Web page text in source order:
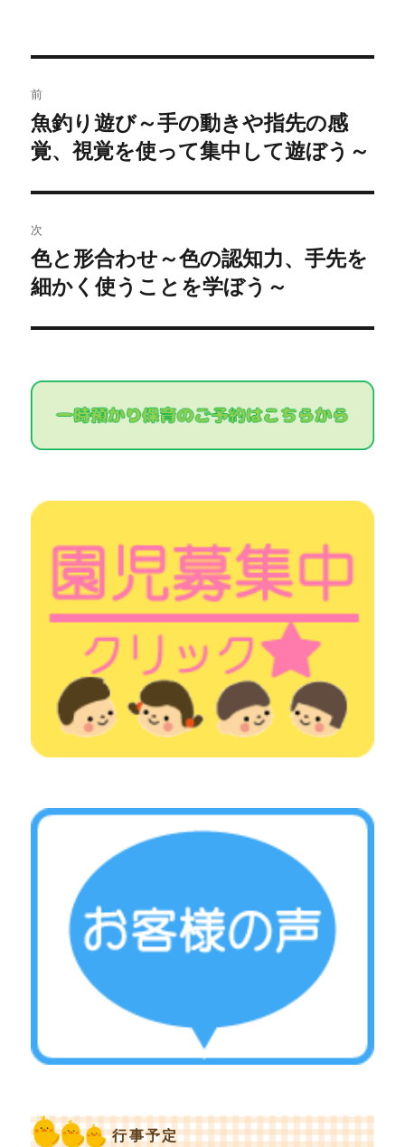
稿
ナ
ビ
ゲ
ー
シ
ン
前
過
去
投
稿:
魚釣り遊び～手の動きや指先の感
覚、視覚を使って集中して遊ぼう～
次
次
の
稿:
色と形合わせ～色の認知力、手先を
細かく使うことを学ぼう～
行事予定